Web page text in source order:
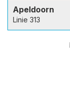
Apeldoorn
Linie 313